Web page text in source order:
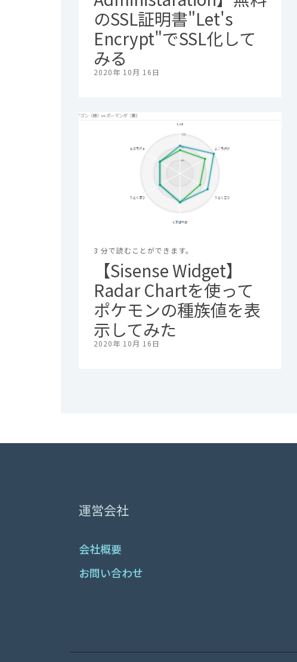
のSSL証明書"Let's
Encrypt"でSSL化して
みる
2020年 10月 16日
3 分で読むことができます。
【Sisense Widget】
Radar Chartを使って
ポケモンの種族値を表
示してみた
2020年 10月 16日
運営会社
会社概要
お問い合わせ